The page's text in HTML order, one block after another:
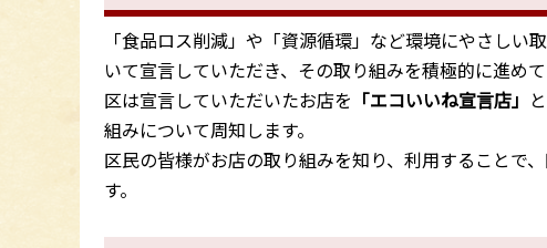
「食品ロス削減」や「資源循環」など環境にやさし
いて宣言していただき、その取り組みを積極的に進めて
区は宣言していただいたお店を 「エコいいね宣言店」
組みについて周知します。
区民の皆様がお店の取り組みを知り、利用することで
す。